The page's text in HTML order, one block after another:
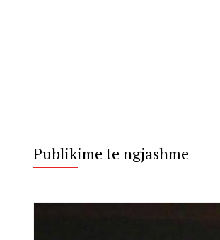
Publikime te ngjashme